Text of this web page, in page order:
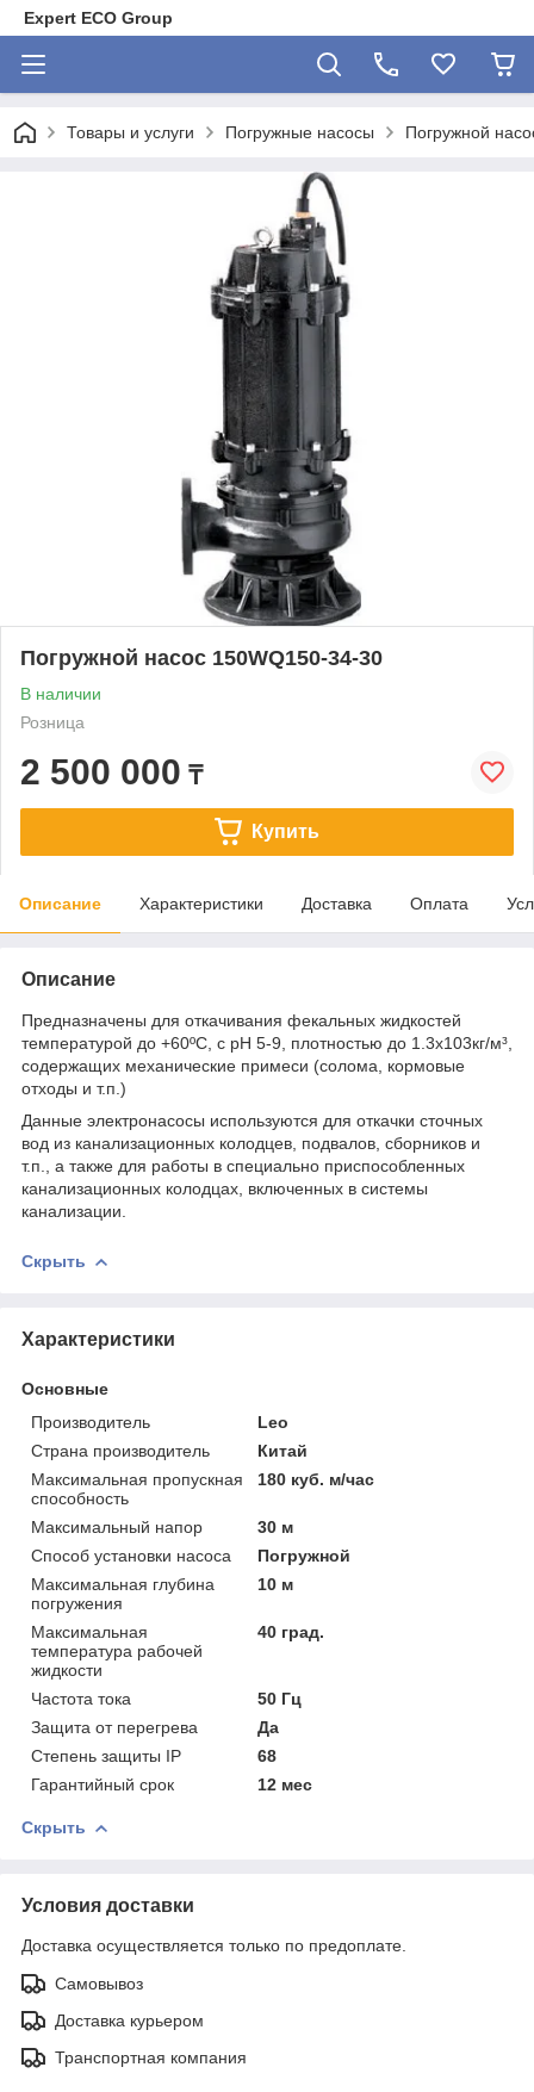
Expert ECO Group
Товары и услуги Погружные насосы Погружной
Погружной насос 150WQ150-34-30
В наличии
Розница
2 500 000 ₸
Купить
Описание Характеристики Доставка Оплата
Описание
Предназначены для откачивания фекальных жидкостей
температурой до +60ºС, с рН 5-9, плотностью до 1.3x103кг/м³,
содержащих механические примеси (солома, кормовые
отходы и т.п.)
Данные электронасосы используются для откачки сточных
вод из канализационных колодцев, подвалов, сборников и
т.п., а также для работы в специально приспособленных
канализационных колодцах, включенных в системы
канализации.
Скрыть
Характеристики
Основные
Производитель
Leo
Страна производитель
Китай
Максимальная пропускная
способность
180 куб. м/час
Максимальный напор
30 м
Способ установки насоса
Погружной
Максимальная глубина
погружения
10 м
Максимальная
температура рабочей
жидкости
40 град.
Частота тока
50 Гц
Защита от перегрева
Да
Степень защиты IP
68
Гарантийный срок
12 мес
Скрыть
Условия доставки
Доставка осуществляется только по предоплате.
Самовывоз
Доставка курьером
Транспортная компания